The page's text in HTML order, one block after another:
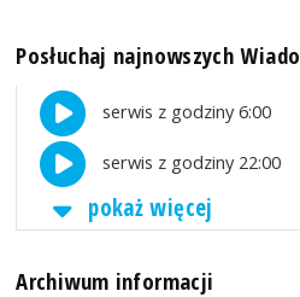
Posłuchaj najnowszych
serwis z godziny 6:00
serwis z godziny 22:00
pokaż więcej
Archiwum informacji